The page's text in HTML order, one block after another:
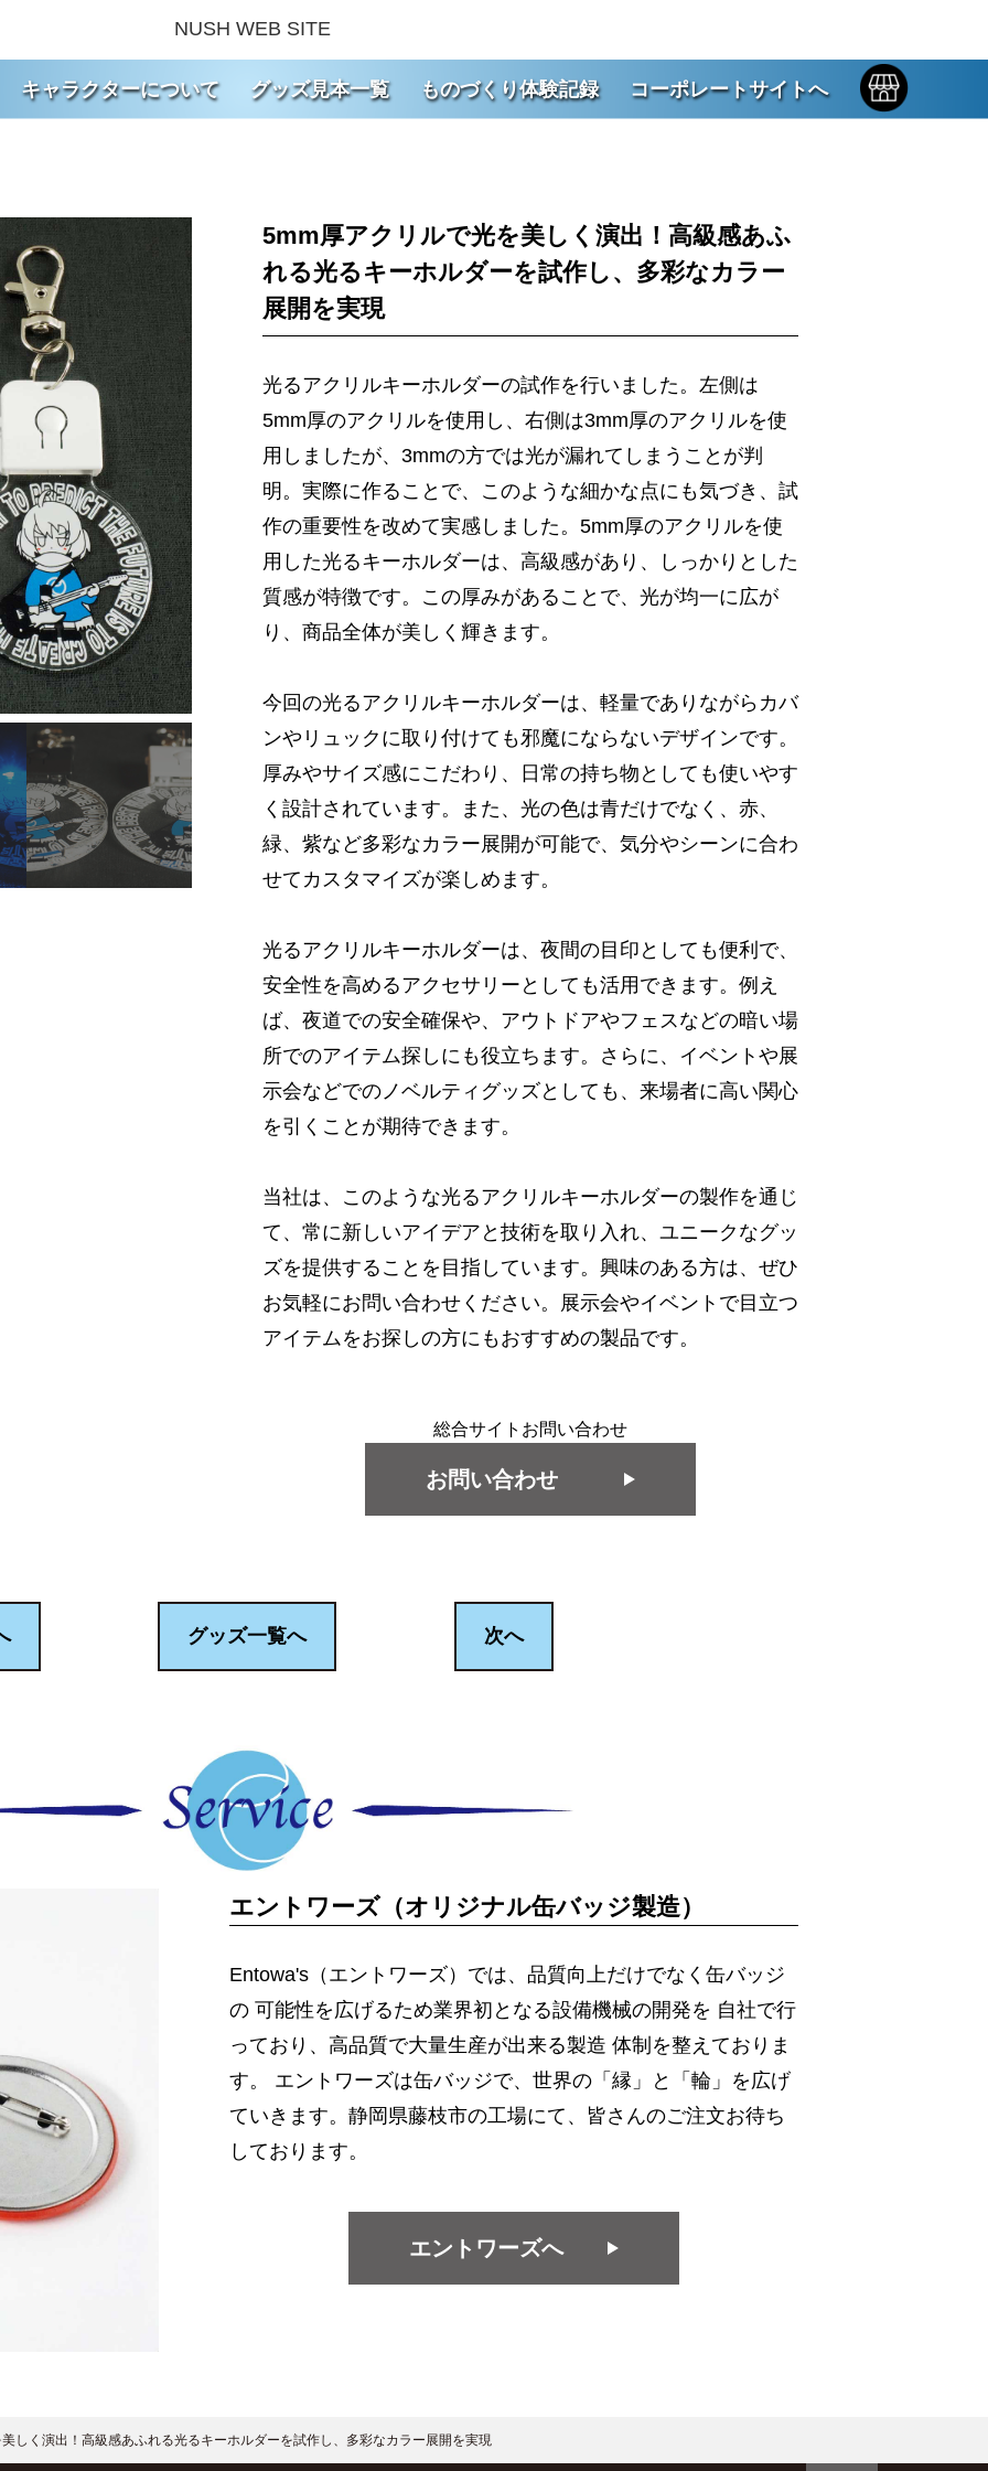
NUSH WEB SITE
キャラクターについて グッズ見本一覧 ものづくり体験記録 コーポレートサイトへ
5mm厚アクリルで光を美しく演出！高級感あふ
れる光るキーホルダーを試作し、多彩なカラー
展開を実現
光るアクリルキーホルダーの試作を行いました。左側は
5mm厚のアクリルを使用し、右側は3mm厚のアクリルを使
用しましたが、3mmの方では光が漏れてしまうことが判
明。実際に作ることで、このような細かな点にも気づき、試
作の重要性を改めて実感しました。5mm厚のアクリルを使
用した光るキーホルダーは、高級感があり、しっかりとした
質感が特徴です。この厚みがあることで、光が均一に広が
り、商品全体が美しく輝きます。
今回の光るアクリルキーホルダーは、軽量でありながらカバ
ンやリュックに取り付けても邪魔にならないデザインです。
厚みやサイズ感にこだわり、日常の持ち物としても使いやす
く設計されています。また、光の色は青だけでなく、赤、
緑、紫など多彩なカラー展開が可能で、気分やシーンに合わ
せてカスタマイズが楽しめます。
光るアクリルキーホルダーは、夜間の目印としても便利で、
安全性を高めるアクセサリーとしても活用できます。例え
ば、夜道での安全確保や、アウトドアやフェスなどの暗い場
所でのアイテム探しにも役立ちます。さらに、イベントや展
示会などでのノベルティグッズとしても、来場者に高い関心
を引くことが期待できます。
当社は、このような光るアクリルキーホルダーの製作を通じ
て、常に新しいアイデアと技術を取り入れ、ユニークなグッ
ズを提供することを目指しています。興味のある方は、ぜひ
お気軽にお問い合わせください。展示会やイベントで目立つ
アイテムをお探しの方にもおすすめの製品です。
総合サイトお問い合わせ
お問い合わせ
グッズ一覧へ 次へ
エントワーズ（オリジナル缶バッジ製造）
Entowa's（エントワーズ）では、品質向上だけでなく缶バッジ
の 可能性を広げるため業界初となる設備機械の開発を 自社で行
っており、高品質で大量生産が出来る製造 体制を整えておりま
す。 エントワーズは缶バッジで、世界の「縁」と「輪」を広げ
ていきます。静岡県藤枝市の工場にて、皆さんのご注文お待ち
しております。
エントワーズへ
しく演出！高級感あふれる光るキーホルダーを試作し、多彩なカラー展開を実現